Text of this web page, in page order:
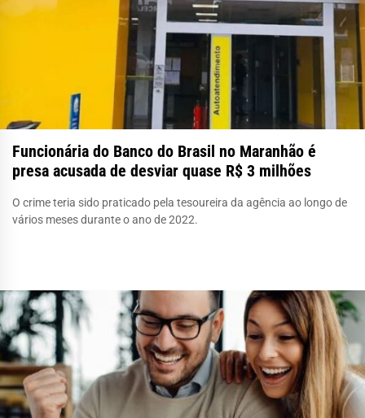
Funcionária do Banco do Brasil no Maranhão é
presa acusada de desviar quase R$ 3 milhões
O crime teria sido praticado pela tesoureira da agência ao longo de
vários meses durante o ano de 2022.